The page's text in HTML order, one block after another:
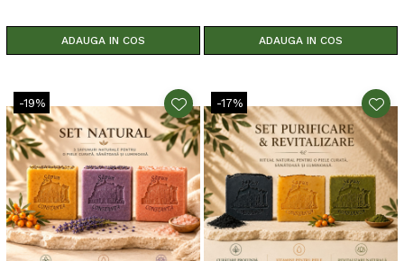
ADAUGA IN COS ADAUGA IN COS
-19% -17%